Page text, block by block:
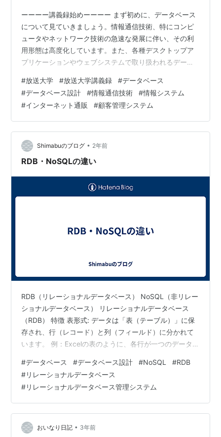
ーーーー講義録始めーーーー まず初めに、データベース
について見ていきましょう。情報通信技術、特にコンピ
ュータやネットワーク技術の急速な発展に伴い、その利
用形態は高度化しています。また、各種デスクトップア
プリケーションやウェブシステムで取り扱われるデータ
うな状況において、私たちの身の回りの実世界のデータ
を体系的に収集、加工、提供、利用し、さらにそれらを
効率よく管理・運用できるという意味で、データベース
は情報通信技術の中核をなす要素であり、最も重要な技
術の1つといえます。 実際に多くの情報システムでデータ
ベースが活用されています。例えば、私たちの生…
#放送大学 #放送大学講義録 #データベース
#データベース設計 #情報通信技術 #情報システム
#インターネット通販 #顧客管理システム
Shimabuのブログ • 2年前
RDB・NoSQLの違い
RDB（リレーショナルデータベース） NoSQL（非リレー
ショナルデータベース） リレーショナルデータベース
（RDB） 特徴 表形式: データは「表（テーブル）」に保
存され、行（レコード）と列（フィールド）に分かれて
います。 例：Excelの表のように、各行が一つのデータ項
マ）: 各テーブルには、どんな種類のデータが入るかが決
まっています。 SQLという言語を使う: データの検索や
変更にはSQL（Structured Query Language）という共
通の言語を使います。 信頼性が高い: データの正しさや
一貫性を厳密に保つ仕組みがあります…
#データベース #データベース設計 #NoSQL #RDB
#リレーショナルデータベース
#リレーショナルデータベース管理システム
おいなり日記 • 3年前